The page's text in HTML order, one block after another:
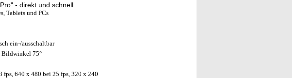
- direkt und schnell.
Tablets und PCs
ein-/ausschaltbar
Bildwinkel 75°
fps, 640 x 480 bei 25 fps, 320 x 240